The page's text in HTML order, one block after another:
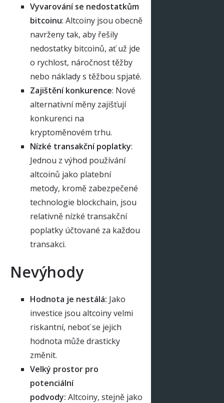
Vyvarování se nedostatkům
bitcoinu: Altcoiny jsou obecně
navrženy tak, aby řešily
nedostatky bitcoinů, ať už jde
o rychlost, náročnost těžby
nebo náklady s těžbou spjaté.
Zajištění konkurence: Nové
alternativní měny zajišťují
konkurenci na
kryptoměnovém trhu.
Nízké transakční poplatky:
Jednou z výhod používání
altcoinů jako platební
metody, kromě zabezpečené
technologie blockchain, jsou
relativně nízké transakční
poplatky účtované za každou
transakci.
Nevýhody
Hodnota je nestálá: Jako
investice jsou altcoiny velmi
riskantní, neboť se jejich
hodnota může drasticky
změnit.
Velký prostor pro
potenciální
podvody: Altcoiny, stejně jako